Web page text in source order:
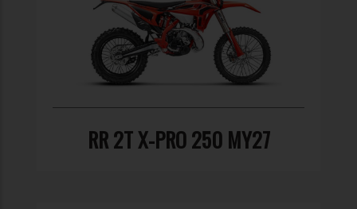
RR 2T X-PRO 250 MY27